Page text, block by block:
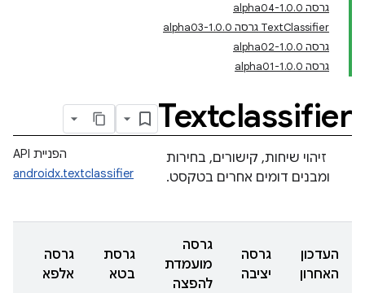
גרסה 1.0.0-alpha04
TextClassifier גרסה 1.0.0-alpha03
גרסה 1.0.0-alpha02
גרסה 1.0.0-alpha01
Textclassifier
הפניית API
androidx.textclassifier
זיהוי שיחות, קישורים, בחירות
ומבנים דומים אחרים בטקסט.
העדכון
האחרון
גרסה
יציבה
גרסה
מועמדת
להפצה
גרסת
בטא
גרסה
אלפא